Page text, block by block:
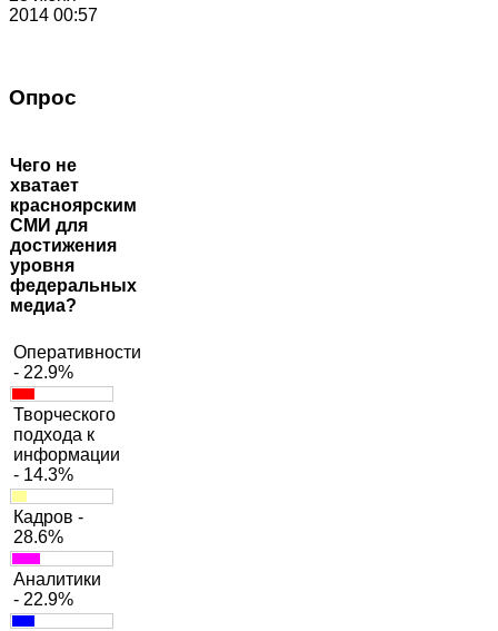
2014 00:57
Опрос
Чего не
хватает
красноярским
СМИ для
достижения
уровня
федеральных
медиа?
Оперативности
- 22.9%
Творческого
подхода к
информации
- 14.3%
Кадров -
28.6%
Аналитики
- 22.9%